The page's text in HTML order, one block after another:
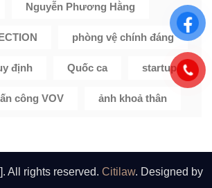
Nguyễn Phương Hằng
phòng vệ chính đáng
định Quốc ca startup
công VOV ảnh khoả thân
All rights reserved. Citilaw. Designed by